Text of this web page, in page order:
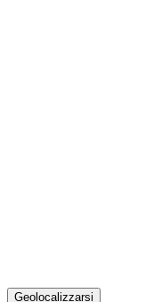
Geolocalizzarsi